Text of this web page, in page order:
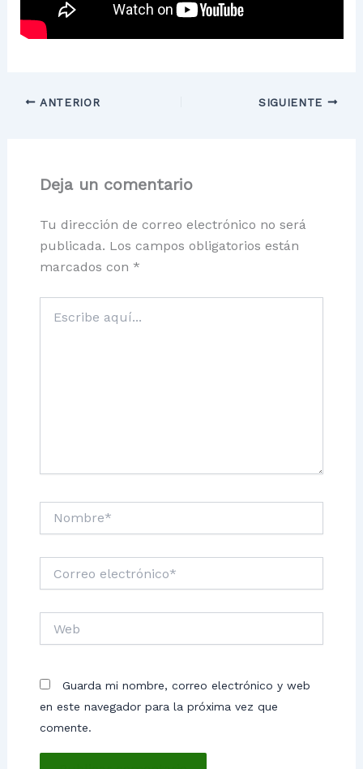
ANTERIOR SIGUIENTE
Deja un comentario
Tu dirección de correo electrónico no será
publicada. Los campos obligatorios están
marcados con *
aquí...
electrónico*
Guarda mi nombre, correo electrónico y web
en este navegador para la próxima vez que
comente.